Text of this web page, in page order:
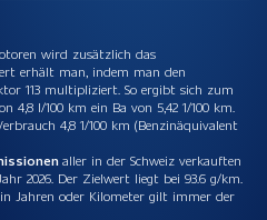
wird zusätzlich das
erhält man, indem man den
113 multipliziert. So ergibt sich zum
4,8 l/100 km ein Ba von 5,42 1/100 km.
4,8 1/100 km (Benzinäquivalent
aller in der Schweiz verkauften
2026. Der Zielwert liegt bei 93.6 g/km.
in Jahren oder Kilometer gilt immer der